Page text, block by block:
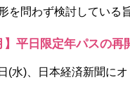
を問わず検討している
】平日限定年パスの再
(水)、日本経済新聞に